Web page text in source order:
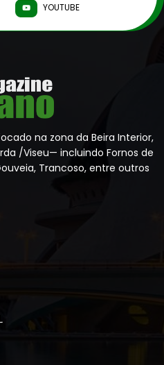
YOUTUBE
na zona da Beira Interior,
/Viseu— incluindo Fornos de
Trancoso, entre outros